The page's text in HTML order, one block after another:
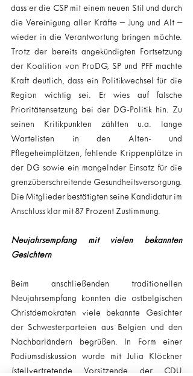
dass er die CSP mit einem neuen Stil und durch
die Vereinigung aller Kräfte – Jung und Alt –
wieder in die Verantwortung bringen möchte.
Trotz der bereits angekündigten Fortsetzung
der Koalition von ProDG, SP und PFF machte
Kraft deutlich, dass ein Politikwechsel für die
Region wichtig sei. Er wies auf falsche
Prioritätensetzung bei der DG-Politik hin. Zu
seinen Kritikpunkten zählten u.a. lange
Wartelisten in den Alten- und
Pflegeheimplätzen, fehlende Krippenplätze in
der DG sowie ein mangelnder Einsatz für die
grenzüberschreitende Gesundheitsversorgung.
Die Mitglieder bestätigten seine Kandidatur im
Anschluss klar mit 87 Prozent Zustimmung.
Neujahrsempfang mit vielen bekannten
Gesichtern
Beim anschließenden traditionellen
Neujahrsempfang konnten die ostbelgischen
Christdemokraten viele bekannte Gesichter
der Schwesterparteien aus Belgien und den
Nachbarländern begrüßen. In Form einer
Podiumsdiskussion wurde mit Julia Klöckner
(stellvertretende Vorsitzende der CDU